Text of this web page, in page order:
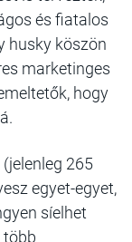
és fiatalos
husky köszön
marketinges
hogy
265
egyet-egyet,
síelhet
több